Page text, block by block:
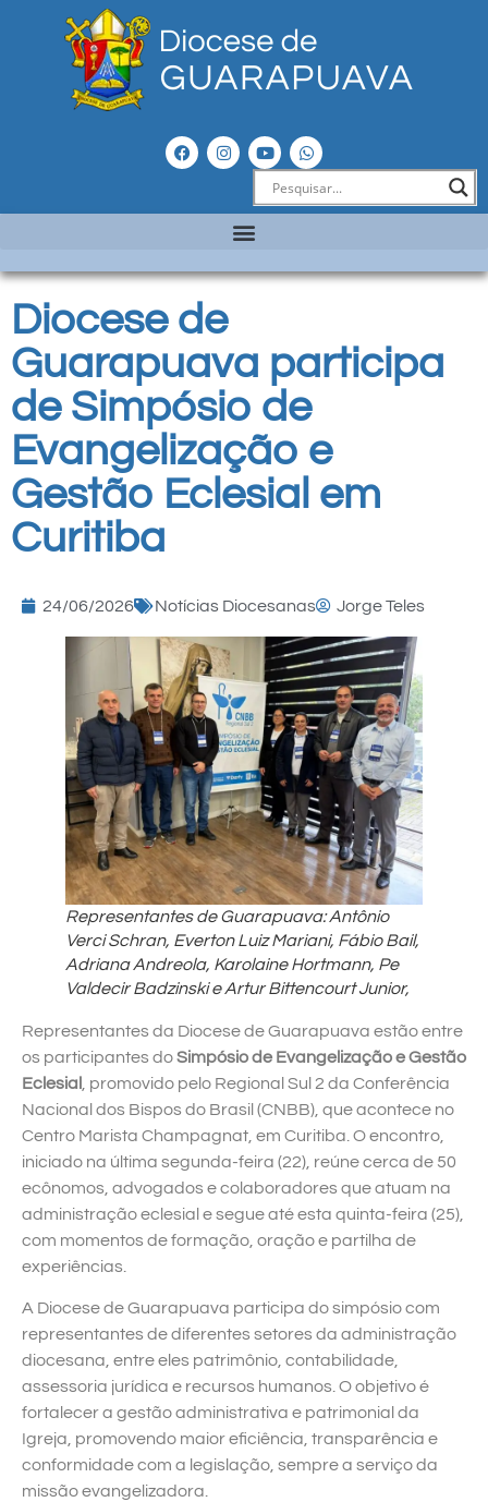
Diocese de
Guarapuava participa
de Simpósio de
Evangelização e
Gestão Eclesial em
Curitiba
24/06/2026 Notícias Diocesanas Jorge Teles
Representantes de Guarapuava: Antônio
Verci Schran, Everton Luiz Mariani, Fábio Bail,
Adriana Andreola, Karolaine Hortmann, Pe
Valdecir BadzinskieArtur Bittencourt Junior,
Representantes da Diocese de Guarapuava estão entre
os participantes doSimpósio de Evangelização e Gestão
Eclesial
, promovido pelo Regional Sul 2 da Conferência
Nacional dos Bispos do Brasil (CNBB), que acontece no
Centro Marista Champagnat, em Curitiba. O encontro,
iniciado na última segunda-feira (22), reúne cerca de 50
ecônomos, advogados e colaboradores que atuam na
administração eclesial e segue até esta quinta-feira (25),
com momentos de formação, oração e partilha de
experiências.
A Diocese de Guarapuava participa do simpósio com
representantes de diferentes setores da administração
diocesana, entre eles patrimônio, contabilidade,
assessoria jurídica e recursos humanos. O objetivo é
fortalecer a gestão administrativa e patrimonial da
Igreja, promovendo maior eficiência, transparência e
conformidade com a legislação, sempre a serviço da
missão evangelizadora.